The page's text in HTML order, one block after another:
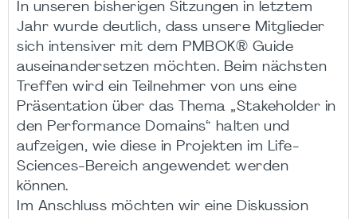
In unseren bisherigen Sitzungen in letztem
Jahr wurde deutlich, dass unsere Mitglieder
sich intensiver mit dem PMBOK® Guide
auseinandersetzen möchten. Beim nächsten
Treffen wird ein Teilnehmer von uns eine
Präsentation über das Thema „Stakeholder in
den Performance Domains“ halten und
aufzeigen, wie diese in Projekten im Life-
Sciences-Bereich angewendet werden
können.
Im Anschluss möchten wir eine Diskussion